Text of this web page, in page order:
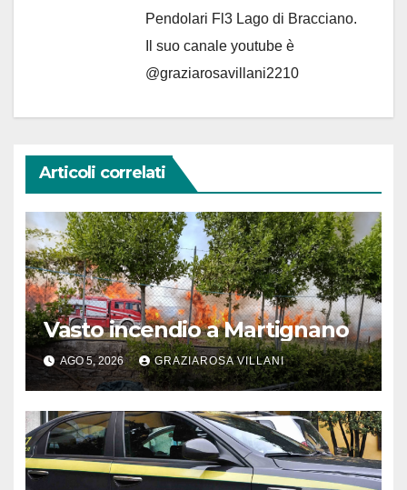
Pendolari Fl3 Lago di Bracciano.
Il suo canale youtube è
@graziarosavillani2210
Articoli correlati
Vasto incendio a Martignano
AGO 5, 2026 GRAZIAROSA VILLANI